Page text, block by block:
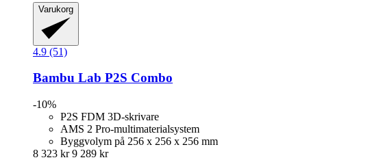
Varukorg
4.9 (51)
Bambu Lab P2S Combo
-10%
P2S FDM 3D-skrivare
AMS 2 Pro-multimaterialsystem
Byggvolym på 256 x 256 x 256 mm
8 323 kr 9 289 kr